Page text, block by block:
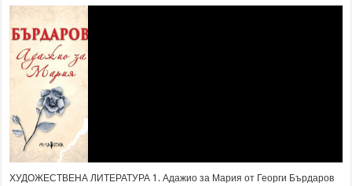
ХУДОЖЕСТВЕНА ЛИТЕРАТУРА 1. Адажио за Мария от Георги Бърдаров